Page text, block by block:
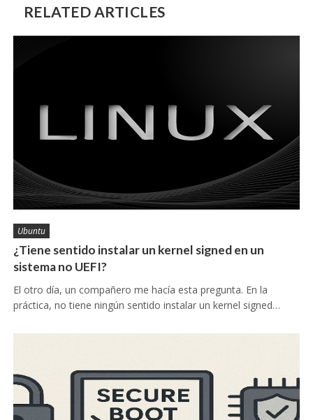
RELATED ARTICLES
Ubuntu
¿Tiene sentido instalar un kernel signed en un
sistema no UEFI?
El otro día, un compañero me hacía esta pregunta. En la
práctica, no tiene ningún sentido instalar un kernel signed…